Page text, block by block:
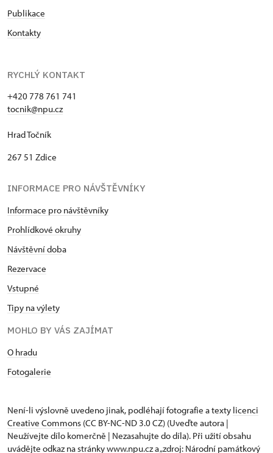
Publikace
Kontakty
RYCHLÝ KONTAKT
+420 778 761 741
tocnik@npu.cz
Hrad Točník
267 51 Zdice
INFORMACE PRO NÁVŠTĚVNÍKY
Informace pro návštěvníky
Prohlídkové okruhy
Návštěvní doba
Rezervace
Vstupné
Tipy na výlety
MOHLO BY VÁS ZAJÍMAT
O hradu
Fotogalerie
Není-li výslovně uvedeno jinak, podléhají fotografie a texty licenci
Creative Commons (CC BY-NC-ND 3.0 CZ) (Uveďte autora |
Neužívejte dílo komerčně | Nezasahujte do díla). Při užití obsahu
uvádějte odkaz na stránky www.npu.cz a „zdroj: Národní památkový